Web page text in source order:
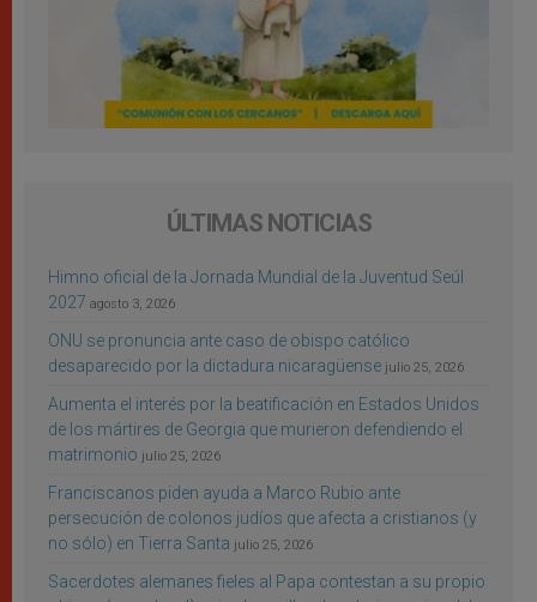
ÚLTIMAS NOTICIAS
Himno oficial de la Jornada Mundial de la Juventud Seúl
2027 agosto 3, 2026
ONU se pronuncia ante caso de obispo católico
desaparecido por la dictadura nicaragüense julio 25, 2026
Aumenta el interés por la beatificación en Estados Unidos
de los mártires de Georgia que murieron defendiendo el
matrimonio julio 25, 2026
Franciscanos piden ayuda a Marco Rubio ante
persecución de colonos judíos que afecta a cristianos (y
no sólo) en Tierra Santa julio 25, 2026
Sacerdotes alemanes fieles al Papa contestan a su propio